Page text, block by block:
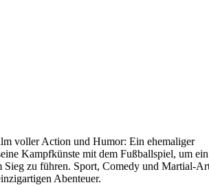
voller Action und Humor: Ein ehemaliger
Kampfkünste mit dem Fußballspiel, um ein
Sieg zu führen. Sport, Comedy und Martial-
Abenteuer.